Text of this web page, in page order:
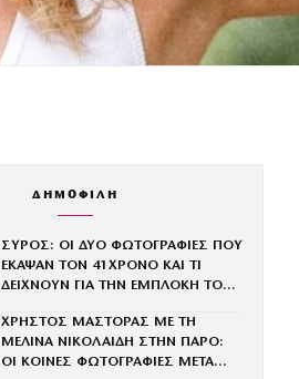
ΔΗΜΟΦΙΛΗ
ΣΥΡΟΣ: ΟΙ ΔΥΟ ΦΩΤΟΓΡΑΦΙΕΣ ΠΟΥ
ΕΚΑΨΑΝ ΤΟΝ 41ΧΡΟΝΟ ΚΑΙ ΤΙ
ΔΕΙΧΝΟΥΝ ΓΙΑ ΤΗΝ ΕΜΠΛΟΚΗ ΤΟΥ
ΧΡΗΣΤΟΣ ΜΑΣΤΟΡΑΣ ΜΕ ΤΗ
ΜΕΛΙΝΑ ΝΙΚΟΛΑΙΔΗ ΣΤΗΝ ΠΑΡΟ:
ΟΙ ΚΟΙΝΕΣ ΦΩΤΟΓΡΑΦΙΕΣ ΜΕΤΑ